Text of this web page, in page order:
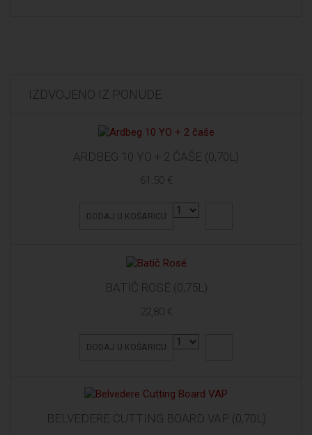
IZDVOJENO IZ PONUDE
ARDBEG 10 YO + 2 ČAŠE (0,70L)
61,50 €
DODAJ U KOŠARICU
BATIČ ROSÉ (0,75L)
22,80 €
DODAJ U KOŠARICU
BELVEDERE CUTTING BOARD VAP (0,70L)